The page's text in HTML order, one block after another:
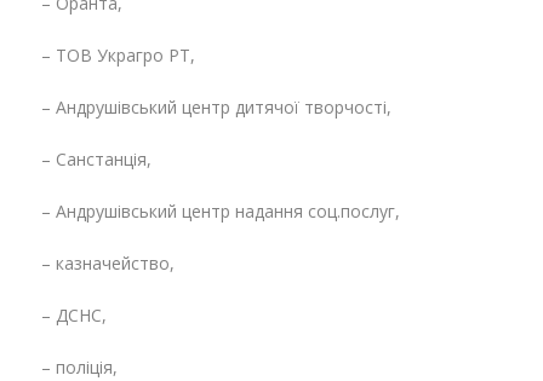
– ТОВ Украгро РТ,
– Андрушівський центр дитячої творчості,
– Санстанція,
– Андрушівський центр надання соц.послуг,
– казначейство,
– ДСНС,
– поліція,